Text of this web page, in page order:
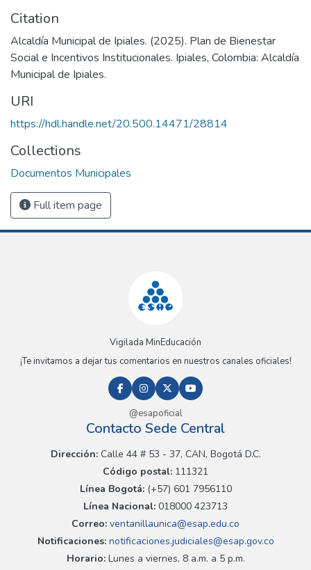
Citation
Alcaldía Municipal de Ipiales. (2025). Plan de Bienestar
Social e Incentivos Institucionales. Ipiales, Colombia: Alcaldía
Municipal de Ipiales.
URI
https://hdl.handle.net/20.500.14471/28814
Collections
Documentos Municipales
Full item page
Vigilada MinEducación
¡Te invitamos a dejar tus comentarios en nuestros canales oficiales!
@esapoficial
Contacto Sede Central
Dirección:Calle 44 # 53 - 37, CAN, Bogotá D.C.
Código postal: 111321
Línea Bogotá:(+57) 601 7956110
Línea Nacional: 018000 423713
Correo: ventanillaunica@esap.edu.co
Notificaciones:notificaciones.judiciales@esap.gov.co
Horario:Lunes a viernes, 8 a.m. a 5 p.m.